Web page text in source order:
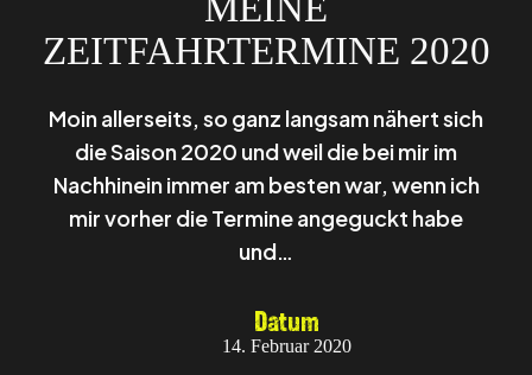
ZEITFAHRTERMINE 2020
Moin allerseits, so ganz langsam nähert sich
die Saison 2020 und weil die bei mir im
Nachhinein immer am besten war, wenn ich
mir vorher die Termine angeguckt habe
und…
Datum
14. Februar 2020